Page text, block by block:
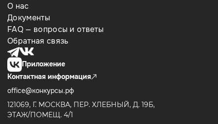
О нас
Документы
FAQ — вопросы и ответы
Обратная связь
Приложение
Контактная информация
office@конкурсы.рф
121069, Г. МОСКВА, ПЕР. ХЛЕБНЫЙ, Д. 19Б,
ЭТАЖ/ПОМЕЩ. 4/1